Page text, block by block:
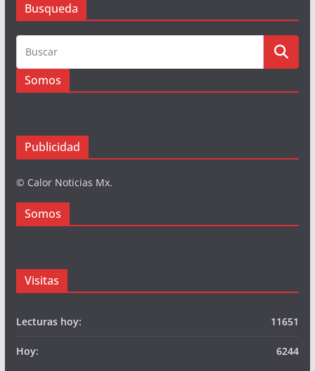
Busqueda
Somos
Publicidad
© Calor Noticias Mx.
Somos
Visitas
11651
Lecturas hoy:
6244
Hoy: